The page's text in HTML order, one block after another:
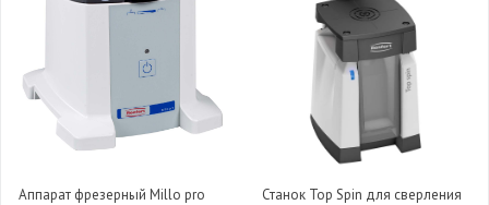
Аппарат фрезерный Millo pro
Станок Top Spin для сверления